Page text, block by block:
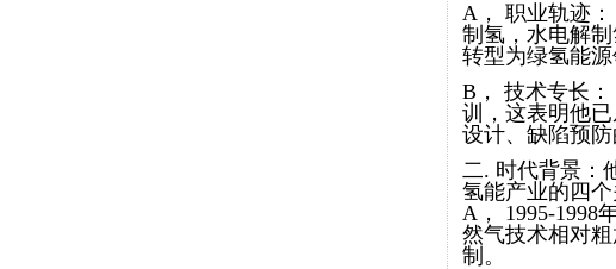
A， 职业轨迹：
制氢，水电解
转型为绿氢能源
B， 技术专长
训，这表明他
设计、缺陷预防
二. 时代背景：
氢能产业的四个
A， 1995-1998
然气技术相对
制。